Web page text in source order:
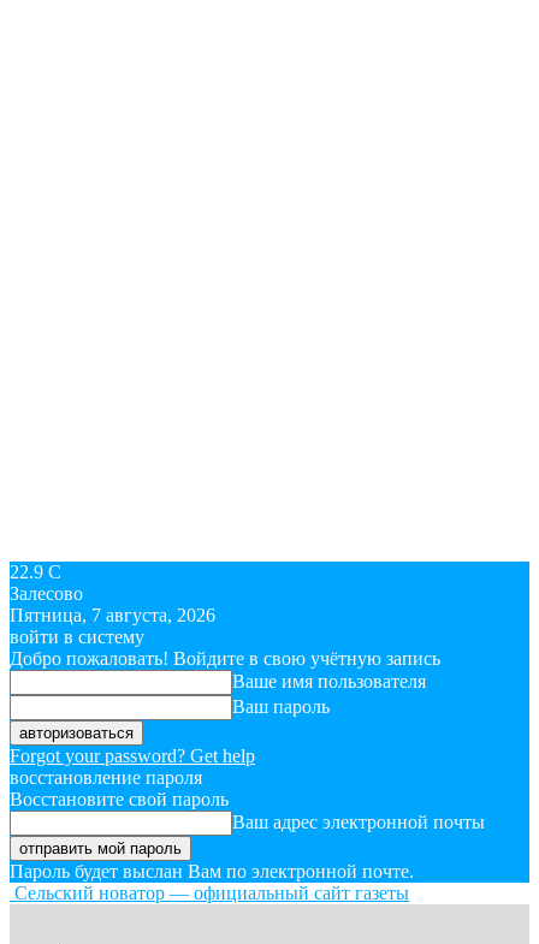
22.9 C
Залесово
Пятница, 7 августа, 2026
войти в систему
Добро пожаловать! Войдите в свою учётную запись
Ваше имя пользователя
Ваш пароль
Forgot your password? Get help
восстановление пароля
Восстановите свой пароль
Ваш адрес электронной почты
Пароль будет выслан Вам по электронной почте.
Сельский новатор — официальный сайт газеты